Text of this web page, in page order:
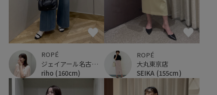
ROPÉ
ジェイアール名古屋タカシマヤ
riho (160cm)
ROPÉ
大丸東京店
SEIKA (155cm)